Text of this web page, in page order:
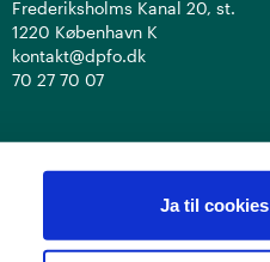
Ja til cookies
Frederiksholms Kanal 20, st.
1220 København K
kontakt@dpfo.dk
70 27 70 07